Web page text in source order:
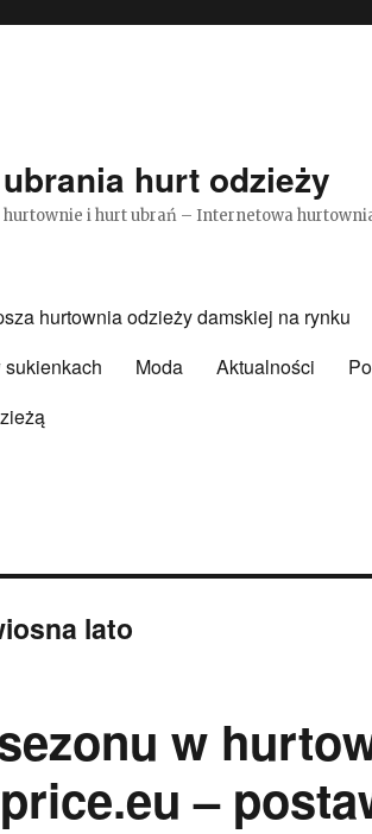
hurt odzieży
hurtownie i hurt ubrań – Internetowa
hurtownia odzieży damskiej na rynku
Moda Aktualności
lato
w
–